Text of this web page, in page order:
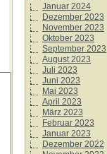
Januar 2024
Dezember 2023
November 2023
Oktober 2023
September 2023
August 2023
Juli 2023
Juni 2023
Mai 2023
April 2023
März 2023
Februar 2023
Januar 2023
Dezember 2022